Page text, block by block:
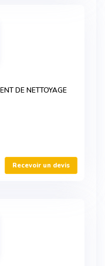
DE NETTOYAGE
Recevoir un devis